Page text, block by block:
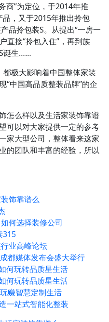
商”为定位，于2014年推
品，又于2015年推出拎包
品拎包装S。从提出“一房一
直接“拎包入住”，再到族
诞生……
极大影响着中国整体家装
“中国高品质整装品牌”的企
怎么样以及生活家装饰靠谱
可以对大家提供一定的参考
家大型公司，整体看来这家
的团队和丰富的经验，所以
饰靠谱么
何选择装修公司
315
业高峰论坛
都媒体发布会盛大举行
何玩转品质星生活
何玩转品质星生活
赚智慧定制生活
一站式智能化整装